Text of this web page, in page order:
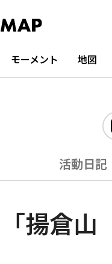
モーメント 地図
活動日記
揚倉山